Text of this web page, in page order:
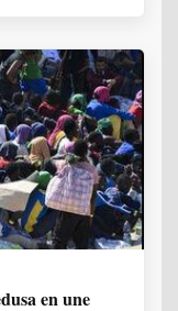
en une